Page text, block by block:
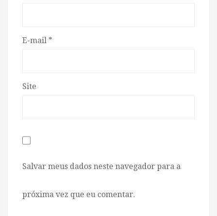
E-mail *
Site
Salvar meus dados neste navegador para a
próxima vez que eu comentar.